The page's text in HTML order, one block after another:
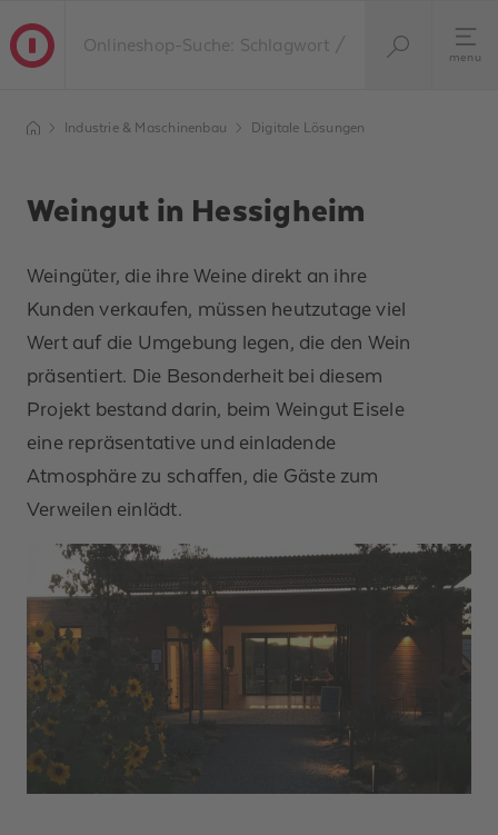
menu
Industrie & Maschinenbau Digitale Lösungen​
Weingut in Hessigheim
Weingüter, die ihre Weine direkt an ihre
Kunden verkaufen, müssen heutzutage viel
Wert auf die Umgebung legen, die den Wein
präsentiert. Die Besonderheit bei diesem
Projekt bestand darin, beim Weingut Eisele
eine repräsentative und einladende
Atmosphäre zu schaffen, die Gäste zum
Verweilen einlädt.